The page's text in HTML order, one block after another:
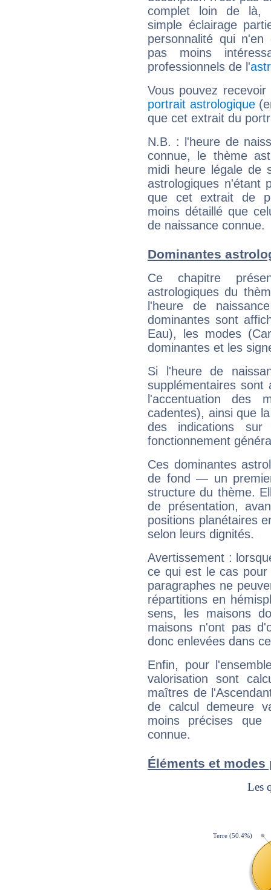
complet loin de là,
simple éclairage
personnalité qui n'en
pas moins
professionnels de l'
Vous pouvez
portrait astrologique
que cet extrait du
N.B. : l'heure de
connue, le thème
midi heure légale de
astrologiques n'étant
que cet extrait de
moins détaillé que
de naissance connue.
Dominantes
Ce chapitre
astrologiques du
l'heure de
dominantes sont
Eau), les modes
dominantes et les
Si l'heure de
supplémentaires sont
l'accentuation des
cadentes), ainsi que
des indications sur
fonctionnement
Ces dominantes
de fond — un
structure du thème.
de présentation,
positions planétaires
selon leurs dignités.
Avertissement :
ce qui est le cas
paragraphes ne
répartitions en
sens, les maisons
maisons n'ont pas
donc enlevées dans
Enfin, pour
valorisation sont
maîtres de
de calcul demeure
moins précises que
connue.
Éléments et